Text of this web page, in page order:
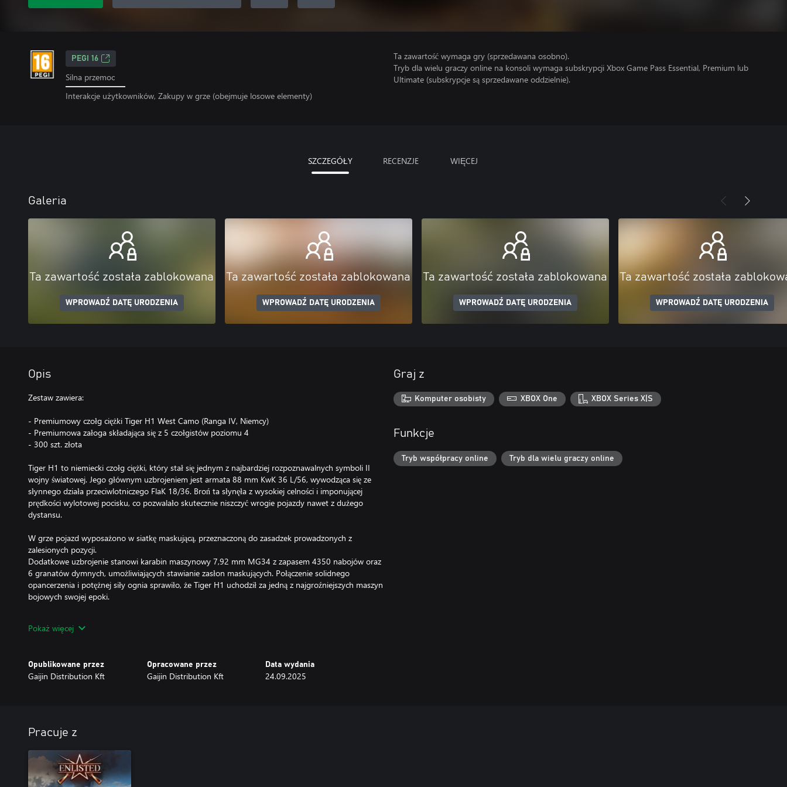
PEGI 16
Silna przemoc
Interakcje użytkowników, Zakupy w grze (obejmuje losowe elementy)
Ta zawartość wymaga gry (sprzedawana osobno).
Tryb dla wielu graczy online na konsoli wymaga subskrypcji Xbox Game Pass Essential, Premium lub
Ultimate (subskrypcje są sprzedawane oddzielnie).
SZCZEGÓŁY RECENZJE WIĘCEJ
Galeria
Ta zawartość została zablokowana
WPROWADŹ DATĘ URODZENIA
Ta zawartość została zablokowana
WPROWADŹ DATĘ URODZENIA
Ta zawartość została zablokowana
WPROWADŹ DATĘ URODZENIA
Ta zawartość została
WPROWADŹ DATĘ URODZENIA
Opis
Zestaw zawiera:
- Premiumowy czołg ciężki Tiger H1 West Camo (Ranga IV, Niemcy)
- Premiumowa załoga składająca się z 5 czołgistów poziomu 4
- 300 szt. złota
Tiger H1 to niemiecki czołg ciężki, który stał się jednym z najbardziej rozpoznawalnych symboli II
wojny światowej. Jego głównym uzbrojeniem jest armata 88 mm KwK 36 L/56, wywodząca się ze
słynnego działa przeciwlotniczego FlaK 18/36. Broń ta słynęła z wysokiej celności i imponującej
prędkości wylotowej pocisku, co pozwalało skutecznie niszczyć wrogie pojazdy nawet z dużego
dystansu.
W grze pojazd wyposażono w siatkę maskującą, przeznaczoną do zasadzek prowadzonych z
zalesionych pozycji.
Dodatkowe uzbrojenie stanowi karabin maszynowy 7,92 mm MG34 z zapasem 4350 nabojów oraz
6 granatów dymnych, umożliwiających stawianie zasłon maskujących. Połączenie solidnego
opancerzenia i potężnej siły ognia sprawiło, że Tiger H1 uchodził za jedną z najgroźniejszych maszyn
bojowych swojej epoki.
atutami i dodatkowym punktem przekwalifikowania. Oddziały premium otrzymują + 100%
Rekompensata nie przysługuje w przypadku zakupu 2 różnych zestawów zawierających tę samą
Pokaż więcej
Opublikowane przez
Gaijin Distribution Kft
Opracowane przez
Gaijin Distribution Kft
Data wydania
24.09.2025
Graj z
Komputer osobisty XBOX One XBOX Series X|S
Funkcje
Tryb współpracy online Tryb dla wielu graczy online
Pracuje z